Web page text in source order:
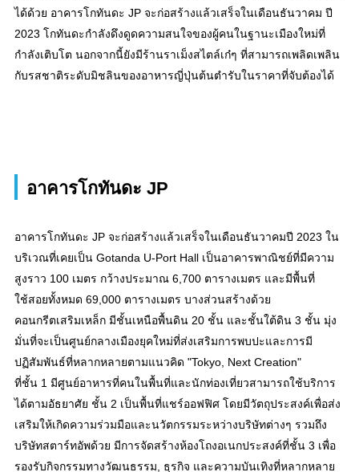
ได้ด้วย อาคารโกทันดะ JP จะก่อสร้างแล้วเสร็จในเดือนธันวาคม ปี
2023 โกทันดะกำลังดึงดูดความสนใจของผู้คนในฐานะเมืองใหม่ที่
กำลังเติบโต นอกจากนี้ยังมีร้านราเม็งสไตล์เก๋ๆ ที่สามารถเพลิดเพลิน
กับรสชาติระดับมิชลินของอาหารญี่ปุ่นต้นตำรับในราคาที่จับต้องได้
อาคารโกทันดะ JP
อาคารโกทันดะ JP จะก่อสร้างแล้วเสร็จในเดือนธันวาคมปี 2023 ใน
บริเวณที่เคยเป็น Gotanda U-Port Hall เป็นอาคารพาณิชย์ที่มีความ
สูงราว 100 เมตร กว้างประมาณ 6,700 ตารางเมตร และมีพื้นที่
ใช้สอยทั้งหมด 69,000 ตารางเมตร บางส่วนสร้างด้วย
คอนกรีตเสริมเหล็ก มีชั้นเหนือพื้นดิน 20 ชั้น และชั้นใต้ดิน 3 ชั้น มุ่ง
มั่นที่จะเป็นศูนย์กลางเมืองยุคใหม่ที่ส่งเสริมการพบปะและการมี
ปฏิสัมพันธ์ที่หลากหลายตามแนวคิด "Tokyo, Next Creation"
ที่ชั้น 1 มีศูนย์อาหารที่คนในพื้นที่และนักท่องเที่ยวสามารถใช้บริการ
ได้ตามอัธยาศัย ชั้น 2 เป็นพื้นที่แชร์ออฟฟิศ โดยมีวัตถุประสงค์เพื่อส่ง
เสริมให้เกิดความร่วมมือและนวัตกรรมระหว่างบริษัทต่างๆ รวมถึง
บริษัทสตาร์ทอัพด้วย มีการจัดสร้างห้องโถงอเนกประสงค์ที่ชั้น 3 เพื่อ
รองรับกิจกรรมทางวัฒนธรรม, ธุรกิจ และความบันเทิงที่หลากหลาย